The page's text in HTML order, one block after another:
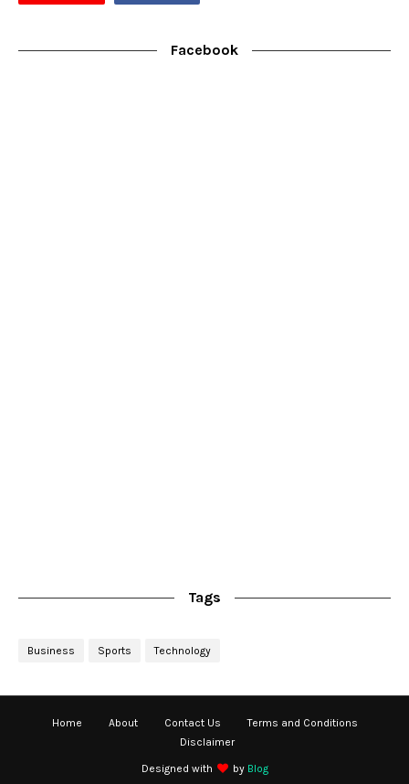
Facebook
Tags
Business Sports Technology
Home About Contact Us
Terms and Conditions
Disclaimer
Designed with by Blog